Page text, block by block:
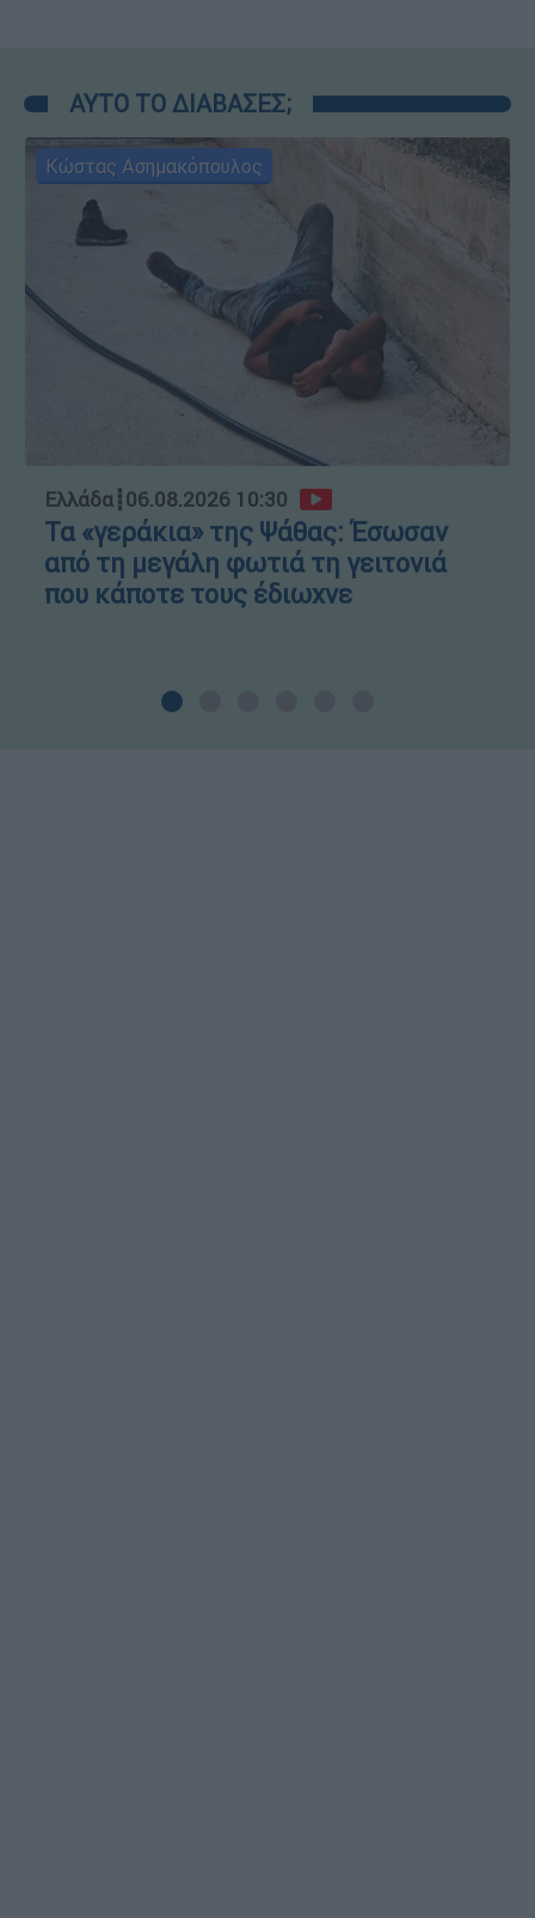
ΑΥΤΟ ΤΟ ΔΙΑΒΑΣΕΣ;
Κώστας Ασημακόπουλος
Ελλάδα┋06.08.2026 10:30
Τα «γεράκια» της Ψάθας: Έσωσαν
από τη μεγάλη φωτιά τη γειτονιά
που κάποτε τους έδιωχνε